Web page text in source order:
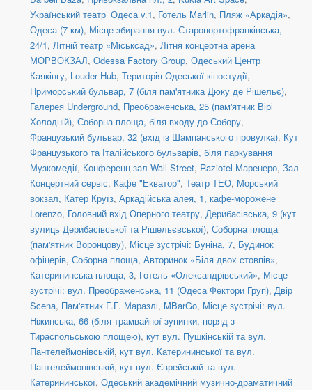
Український театр_Одеса v.1, Готель Marlin, Пляж «Аркадія»,
Одеса (7 км), Місце збирання вул. Старопортофранківська,
24/1, Літній театр «Міськсад», Літня концертна арена
МОРВОКЗАЛ, Odessa Factory Group, Одеський Центр
Каякінгу, Louder Hub, Територія Одеської кіностудії,
Приморський бульвар, 7 (біля пам'ятника Дюку де Рішельє),
Галерея Underground, Преображенська, 25 (пам'ятник Вірі
Холодній), Соборна площа, біля входу до Собору,
Французький бульвар, 32 (вхід із Шампанського провулка), Кут
Французького та Італійського бульварів, біля паркування
Музкомедії, Конференц-зал Wall Street, Raziotel Маренеро, Зал
Концертний сервіс, Кафе "Екватор", Театр ТЕО, Морський
вокзал, Катер Круїз, Аркадійська алея, 1, кафе-морожене
Lorenzo, Головний вхід Оперного театру, Дерибасівська, 9 (кут
вулиць Дерибасівської та Рішельєвської), Соборна площа
(пам'ятник Воронцову), Місце зустрічі: Буніна, 7, Будинок
офіцерів, Соборна площа, Авторинок «Біля двох стовпів»,
Катерининська площа, 3, Готель «Олександрівський», Місце
зустрічі: вул. Преображенська, 11 (Одеса Фектори Груп), Двір
Scena, Пам'ятник Г.Г. Маразлі, MBarGo, Місце зустрічі: вул.
Ніжинська, 66 (біля трамвайної зупинки, поряд з
Тираспольською площею), кут вул. Пушкінській та вул.
Пантелеймонівській, кут вул. Катерининської та вул.
Пантелеймонівській, кут вул. Єврейській та вул.
Катерининської, Одеський академічний музично-драматичний